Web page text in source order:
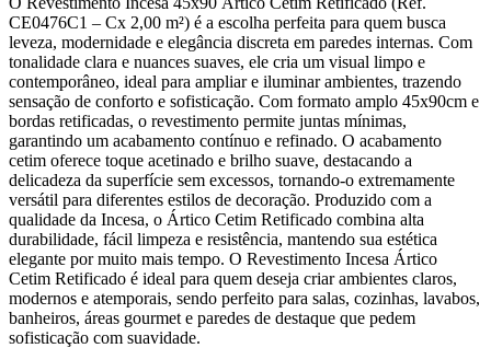
CE0476C1 – Cx 2,00 m²) é a escolha perfeita para quem busca
leveza, modernidade e elegância discreta em paredes internas. Com
tonalidade clara e nuances suaves, ele cria um visual limpo e
contemporâneo, ideal para ampliar e iluminar ambientes, trazendo
sensação de conforto e sofisticação. Com formato amplo 45x90cm e
bordas retificadas, o revestimento permite juntas mínimas,
garantindo um acabamento contínuo e refinado. O acabamento
cetim oferece toque acetinado e brilho suave, destacando a
delicadeza da superfície sem excessos, tornando-o extremamente
versátil para diferentes estilos de decoração. Produzido com a
qualidade da Incesa, o Ártico Cetim Retificado combina alta
durabilidade, fácil limpeza e resistência, mantendo sua estética
elegante por muito mais tempo. O Revestimento Incesa Ártico
Cetim Retificado é ideal para quem deseja criar ambientes claros,
modernos e atemporais, sendo perfeito para salas, cozinhas, lavabos,
banheiros, áreas gourmet e paredes de destaque que pedem
sofisticação com suavidade.